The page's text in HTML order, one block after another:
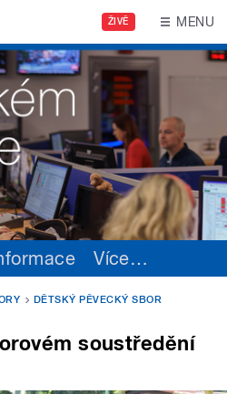
ŽIVĚ MENU
Více…
DĚTSKÝ PĚVECKÝ SBOR
soustředění